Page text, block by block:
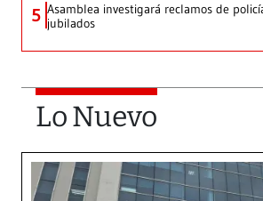
5 Asamblea investigará reclamos de
jubilados
Lo Nuevo